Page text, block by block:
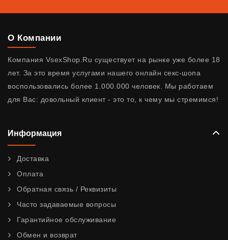
О Компании
Компания VsexShop.Ru существует на рынке уже более 18
лет. За это время услугами нашего онлайн секс-шопа
воспользовались более 1.000.000 человек. Мы работаем
для Вас: довольный клиент - это то, к чему мы стремимся!
Информация
Доставка
Оплата
Обратная связь / Реквизиты
Часто задаваемые вопросы
Гарантийное обслуживание
Обмен и возврат